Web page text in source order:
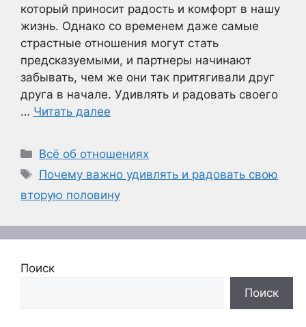
который приносит радость и комфорт в нашу
жизнь. Однако со временем даже самые
страстные отношения могут стать
предсказуемыми, и партнеры начинают
забывать, чем же они так притягивали друг
друга в начале. Удивлять и радовать своего
… Читать далее
Рубрики
Всё об отношениях
Метки
Почему важно удивлять и радовать свою
вторую половину
Поиск
Поиск